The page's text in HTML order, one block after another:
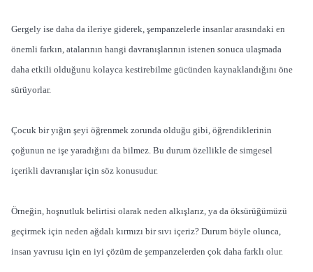
Gergely ise daha da ileriye giderek, şempanzelerle insanlar arasındaki en
önemli farkın, atalarının hangi davranışlarının istenen sonuca ulaşmada
daha etkili olduğunu kolayca kestirebilme gücünden kaynaklandığını öne
sürüyorlar.
Çocuk bir yığın şeyi öğrenmek zorunda olduğu gibi, öğrendiklerinin
çoğunun ne işe yaradığını da bilmez. Bu durum özellikle de simgesel
içerikli davranışlar için söz konusudur.
Örneğin, hoşnutluk belirtisi olarak neden alkışlarız, ya da öksürüğümüzü
geçirmek için neden ağdalı kırmızı bir sıvı içeriz? Durum böyle olunca,
insan yavrusu için en iyi çözüm de şempanzelerden çok daha farklı olur.